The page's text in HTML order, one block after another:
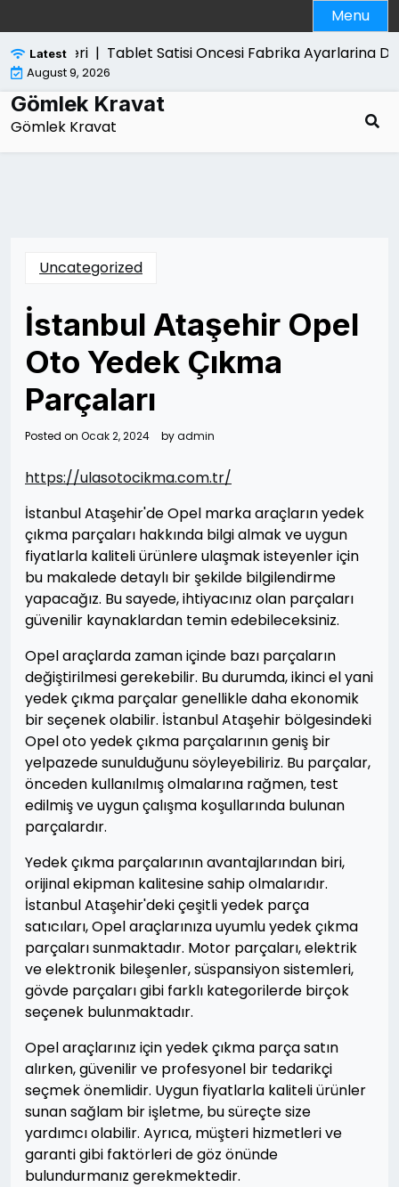
to
content
Menu
Latest
Etkileri |Tablet Satisi Oncesi Fabrika Ayarlarina
August 9, 2026
Gömlek Kravat
Gömlek Kravat
Uncategorized
İstanbul Ataşehir Opel
Oto Yedek Çıkma
Parçaları
Posted on Ocak 2, 2024 byadmin
https://ulasotocikma.com.tr/
İstanbul Ataşehir'de Opel marka araçların yedek
çıkma parçaları hakkında bilgi almak ve uygun
fiyatlarla kaliteli ürünlere ulaşmak isteyenler için
bu makalede detaylı bir şekilde bilgilendirme
yapacağız. Bu sayede, ihtiyacınız olan parçaları
güvenilir kaynaklardan temin edebileceksiniz.
Opel araçlarda zaman içinde bazı parçaların
değiştirilmesi gerekebilir. Bu durumda, ikinci el yani
yedek çıkma parçalar genellikle daha ekonomik
bir seçenek olabilir. İstanbul Ataşehir bölgesindeki
Opel oto yedek çıkma parçalarının geniş bir
yelpazede sunulduğunu söyleyebiliriz. Bu parçalar,
önceden kullanılmış olmalarına rağmen, test
edilmiş ve uygun çalışma koşullarında bulunan
parçalardır.
Yedek çıkma parçalarının avantajlarından biri,
orijinal ekipman kalitesine sahip olmalarıdır.
İstanbul Ataşehir'deki çeşitli yedek parça
satıcıları, Opel araçlarınıza uyumlu yedek çıkma
parçaları sunmaktadır. Motor parçaları, elektrik
ve elektronik bileşenler, süspansiyon sistemleri,
gövde parçaları gibi farklı kategorilerde birçok
seçenek bulunmaktadır.
Opel araçlarınız için yedek çıkma parça satın
alırken, güvenilir ve profesyonel bir tedarikçi
seçmek önemlidir. Uygun fiyatlarla kaliteli ürünler
sunan sağlam bir işletme, bu süreçte size
yardımcı olabilir. Ayrıca, müşteri hizmetleri ve
garanti gibi faktörleri de göz önünde
bulundurmanız gerekmektedir.